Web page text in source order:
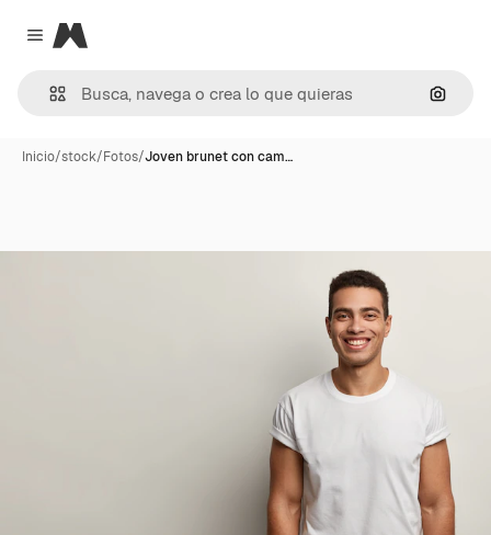
Close menu
Magnific
Inicio/stock/Fotos/Joven brunet con cam…